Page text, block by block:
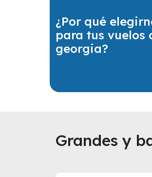
¿Por qué
para tus vuelos
georgia?
Grandes y